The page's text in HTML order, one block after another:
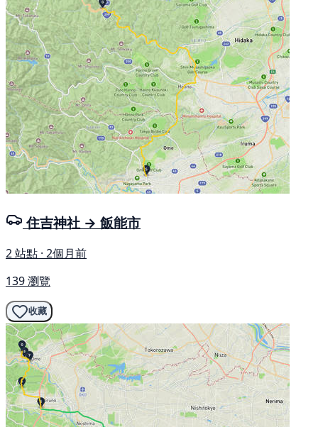
住吉神社 → 飯能市
2 站點 · 2個月前
139 瀏覽
收藏